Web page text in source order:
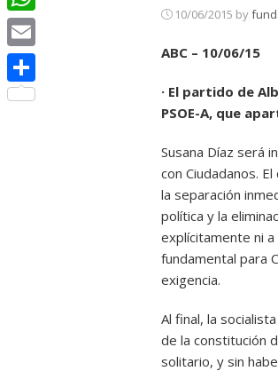
10/06/2015 by
ABC – 10/06/15
· El partido de
PSOE-A, que
Susana Díaz será
con Ciudadanos.
la separación
política y la
explícitamente ni a
fundamental para
exigencia.
Al final, la
de la constitución
solitario, y sin
WhatsApp
Email
Compartir